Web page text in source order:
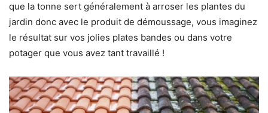
que la tonne sert généralement à arroser les plantes du
jardin donc avec le produit de démoussage, vous imaginez
le résultat sur vos jolies plates bandes ou dans votre
potager que vous avez tant travaillé !